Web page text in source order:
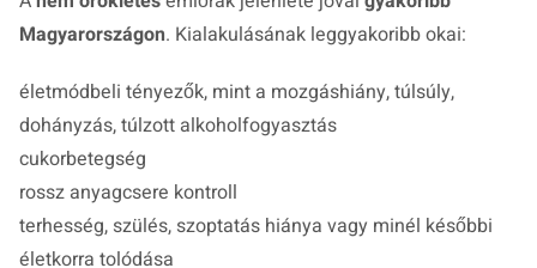
Magyarországon. Kialakulásának leggyakoribb okai:
életmódbeli tényezők, mint a mozgáshiány, túlsúly,
dohányzás, túlzott alkoholfogyasztás
cukorbetegség
rossz anyagcsere kontroll
terhesség, szülés, szoptatás hiánya vagy minél későbbi
életkorra tolódása